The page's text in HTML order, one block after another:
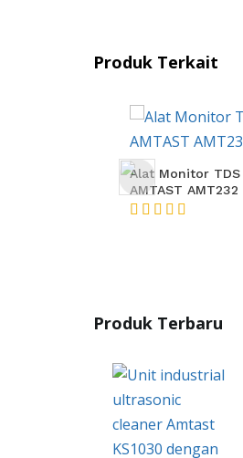
Produk Terkait
Alat Monitor TDS
AMTAST AMT233
Produk Terbaru